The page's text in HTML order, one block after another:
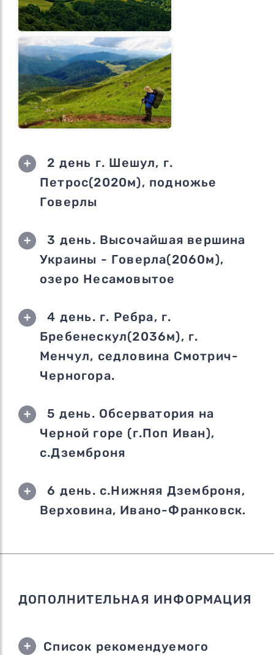
2 день г. Шешул, г.
Петрос(2020м), подножье
Говерлы
3 день. Высочайшая вершина
Украины - Говерла(2060м),
озеро Несамовытое
4 день. г. Ребра, г.
Бребенескул(2036м), г.
Менчул, седловина Смотрич-
Черногора.
5 день. Обсерватория на
Черной горе (г.Поп Иван),
с.Дземброня
6 день. с.Нижняя Дземброня,
Верховина, Ивано-Франковск.
ДОПОЛНИТЕЛЬНАЯ ИНФОРМАЦИЯ
Список рекомендуемого